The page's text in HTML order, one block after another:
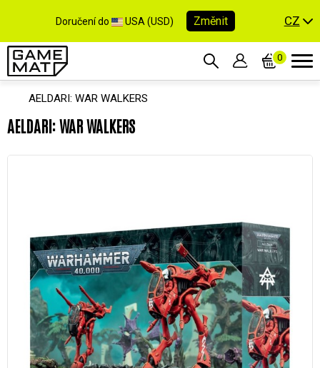
Doručení do USA (USD) Změnit CZ
0
AELDARI: WAR WALKERS
AELDARI: WAR WALKERS